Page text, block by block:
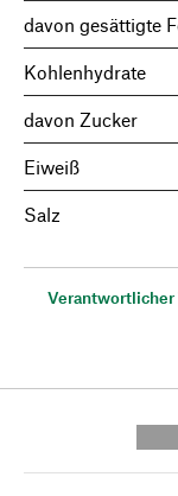
davon gesättigte
Kohlenhydrate
davon Zucker
Eiweiß
Salz